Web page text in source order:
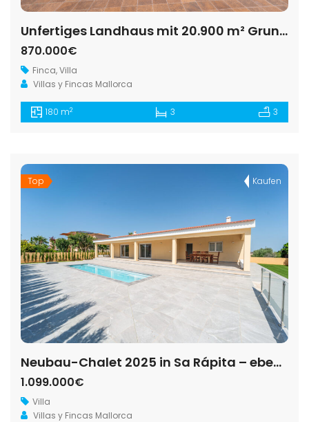
Unfertiges Landhaus mit 20.900 m² Grundstück nahe Ses Salines
870.000€
Finca,Villa
Villas y Fincas Mallorca
180 m2 3 3
Top Kaufen
Neubau-Chalet 2025 in Sa Rápita – ebenerdige Villa mit 3 Suiten, Pool und Garten
1.099.000€
Villa
Villas y Fincas Mallorca